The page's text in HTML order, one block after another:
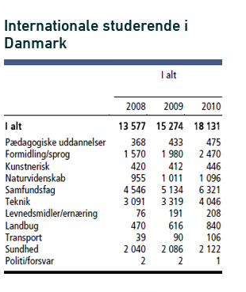
Internationale studerende i
Danmark